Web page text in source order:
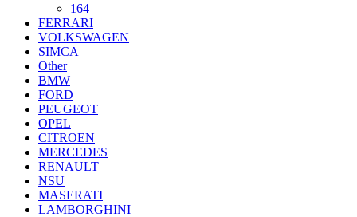
164
FERRARI
VOLKSWAGEN
SIMCA
Other
BMW
FORD
PEUGEOT
OPEL
CITROEN
MERCEDES
RENAULT
NSU
MASERATI
LAMBORGHINI